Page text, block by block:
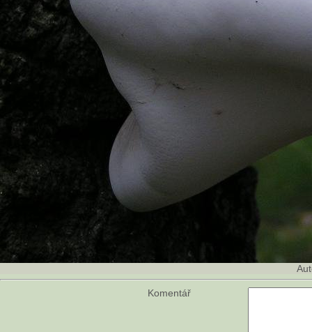
Komentář